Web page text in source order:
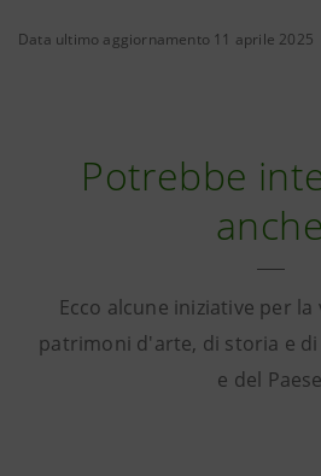
Data ultimo aggiornamento 11 aprile 2025
Potrebbe
anche
Ecco alcune iniziative per
patrimoni d'arte, di storia e
e del Paese